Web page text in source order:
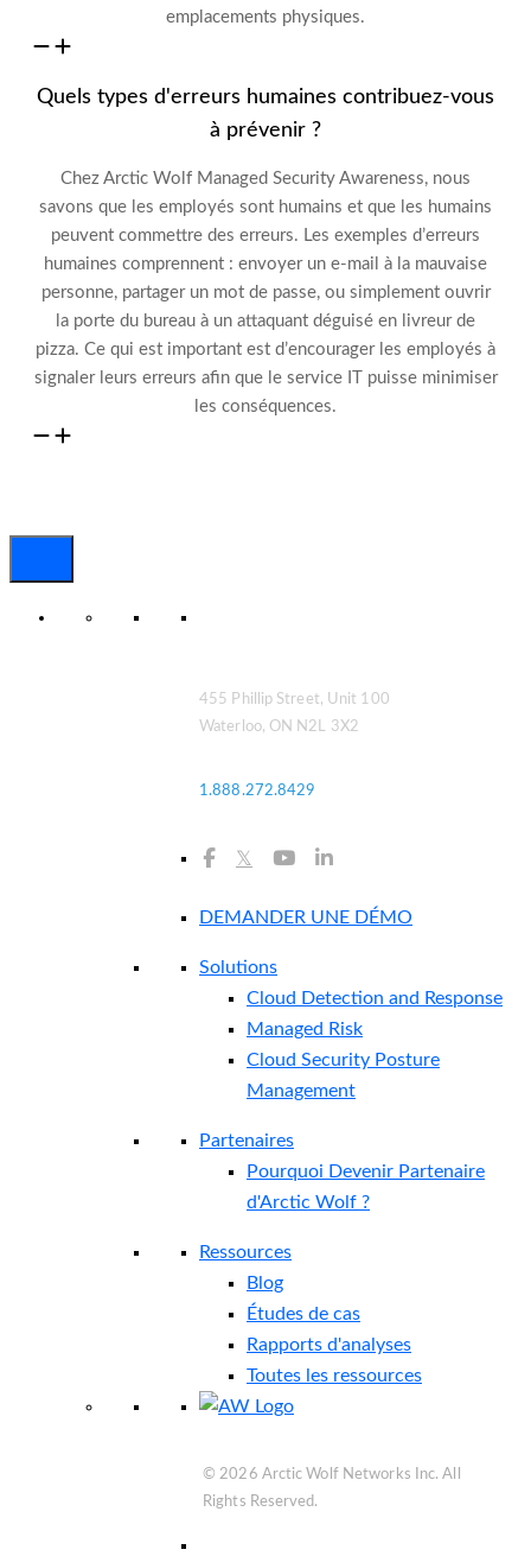
emplacements physiques.
Quels types d'erreurs humaines contribuez-vous
à prévenir ?
Chez Arctic Wolf Managed Security Awareness, nous
savons que les employés sont humains et que les humains
peuvent commettre des erreurs. Les exemples d’erreurs
humaines comprennent : envoyer un e-mail à la mauvaise
personne, partager un mot de passe,ou simplement ouvrir
la porte du bureau à un attaquant déguisé en livreur de
pizza. Ce qui est important est d’encourager les employés à
signaler leurs erreurs afin que le service IT puisse minimiser
les conséquences.
455 Phillip Street, Unit 100
Waterloo, ON N2L 3X2
1.888.272.8429
𝕏
DEMANDER UNE DÉMO
Solutions
Cloud Detection and Response
Managed Risk
Cloud Security Posture
Management
Partenaires
Pourquoi Devenir Partenaire
d'Arctic Wolf ?
Ressources
Blog
Études de cas
Rapports d'analyses
Toutes les ressources
© 2026 Arctic Wolf Networks Inc. All
Rights Reserved.